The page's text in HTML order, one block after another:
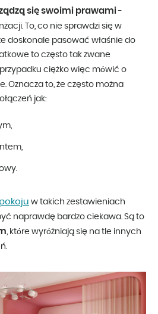
się swoimi prawami -
To, co nie sprawdzi się w
doskonale pasować właśnie do
to często tak zwane
przypadku ciężko więc mówić o
Oznacza to, że często można
jak:
w takich zestawieniach
naprawdę bardzo ciekawa. Są to
, które wyróżniają się na tle innych